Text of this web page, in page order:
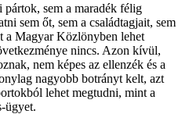
pártok, sem a maradék félig
sem őt, sem a családtagjait, sem
a Magyar Közlönyben lehet
nincs. Azon kívül,
nem képes az ellenzék és a
nagyobb botrányt kelt, azt
lehet megtudni, mint a
ügyet.